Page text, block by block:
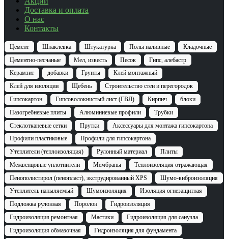
Доставка и оплата
О нас
Контакты
Цемент Шпаклевка Штукатурка Полы наливные
Кладочные
Цементно-песчаные
Мел, известь Песок
Гипс, алебастр
Керамзит
добавки Грунты
Клей монтажный
Клей для изоляции
Щебень
Строительство стен и перегородок
Гипсокартон
Гипсоволокнистый лист (ГВЛ) Кирпич
блоки
Пазогребневые плиты
Алюминиевые профили
Трубки
Стеклотканевые сетки
Прутки
Аксессуары для монтажа гипсокартона
Профили пластиковые
Профили для гипсокартона
Утеплители (теплоизоляция)
Рулонный материал
Плиты
Межвенцовые уплотнители
Мембраны
Теплоизоляция отражающая
Пенополистирол (пенопласт), экструдированный XPS
Шумо-виброизоляция
Утеплитель напыляемый
Шумоизоляция
Изоляция огнезащитная
Подложка рулонная
Поролон
Гидроизоляция
Гидроизоляция ремонтная
Мастики
Гидроизоляция для санузла
Гидроизоляция обмазочная
Гидроизоляция для фундамента